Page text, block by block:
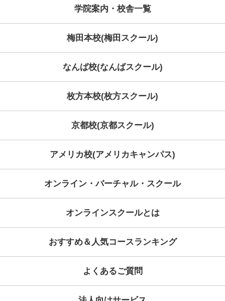
2 3 >
Category
Archive
学習コンセプト